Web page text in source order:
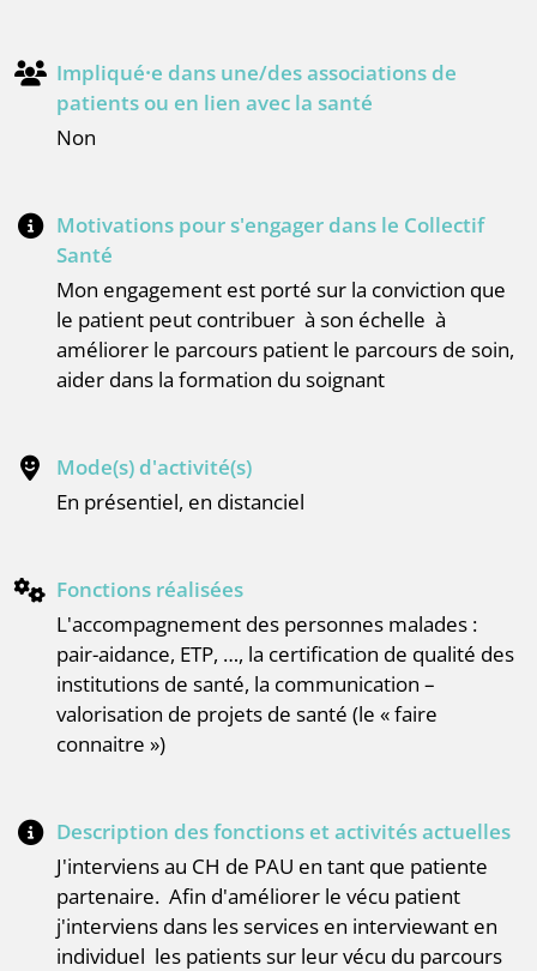
Impliqué⸱e dans une/des associations de
patients ou en lien avec la santé
Non
Motivations pour s'engager dans le Collectif
Santé
Mon engagement est porté sur la conviction que
le patient peut contribuer à son échelle à
améliorer le parcours patient le parcours de soin,
aider dans la formation du soignant
Mode(s) d'activité(s)
en présentiel, en distanciel
Fonctions réalisées
l'accompagnement des personnes malades :
pair-aidance, ETP, …, la certification de qualité des
institutions de santé, la communication –
valorisation de projets de santé (le « faire
connaitre »)
Description des fonctions et activités actuelles
J'interviens au CH de PAU en tant que patiente
partenaire. Afin d'améliorer le vécu patient
j'interviens dans les services en interviewant en
individuel les patients sur leur vécu du parcours